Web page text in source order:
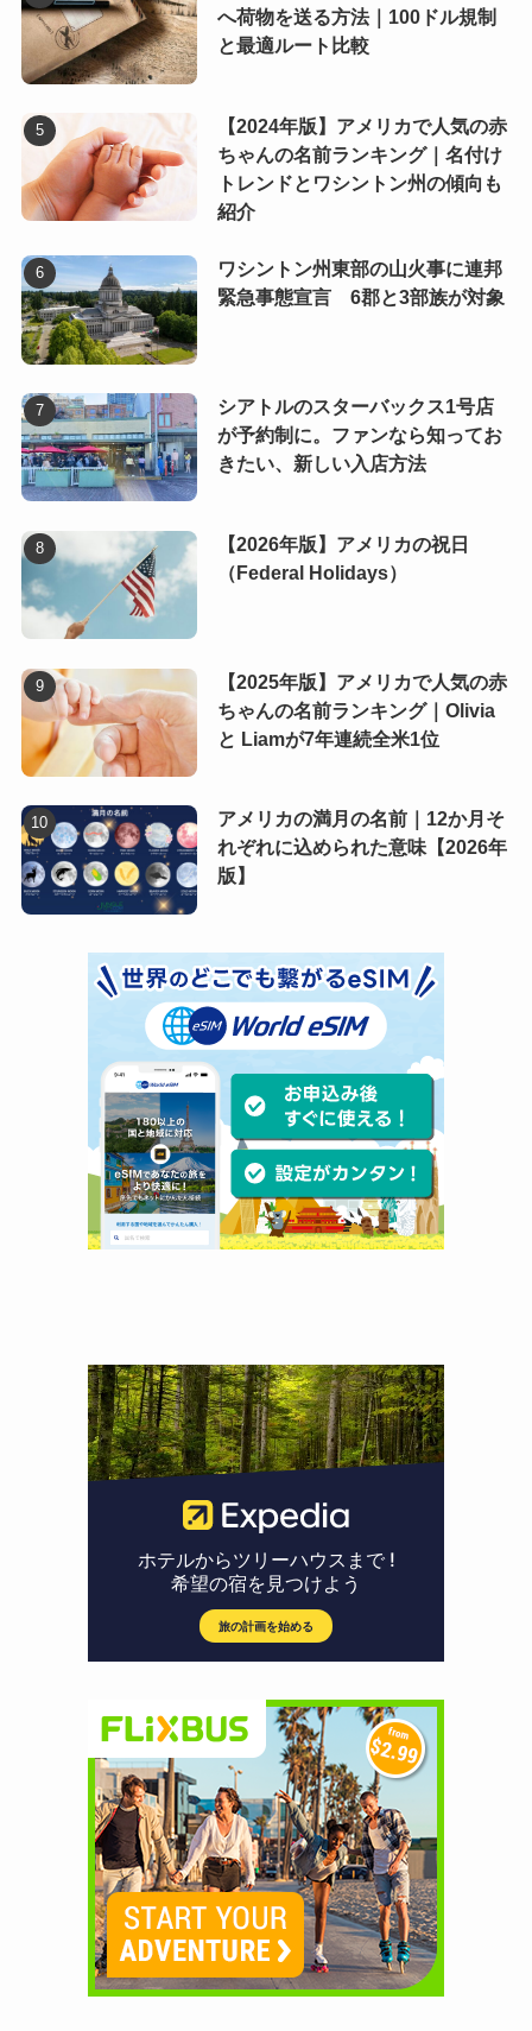
へ荷物を送る方法｜100ドル規制
と最適ルート比較
【2024年版】アメリカで人気の赤
ちゃんの名前ランキング｜名付け
トレンドとワシントン州の傾向も
紹介
ワシントン州東部の山火事に連邦
緊急事態宣言 6郡と3部族が対象
シアトルのスターバックス1号店
が予約制に。ファンなら知ってお
きたい、新しい入店方法
【2026年版】アメリカの祝日
（Federal Holidays）
【2025年版】アメリカで人気の赤
ちゃんの名前ランキング｜Olivia
と Liamが7年連続全米1位
アメリカの満月の名前｜12か月そ
れぞれに込められた意味【2026年
版】